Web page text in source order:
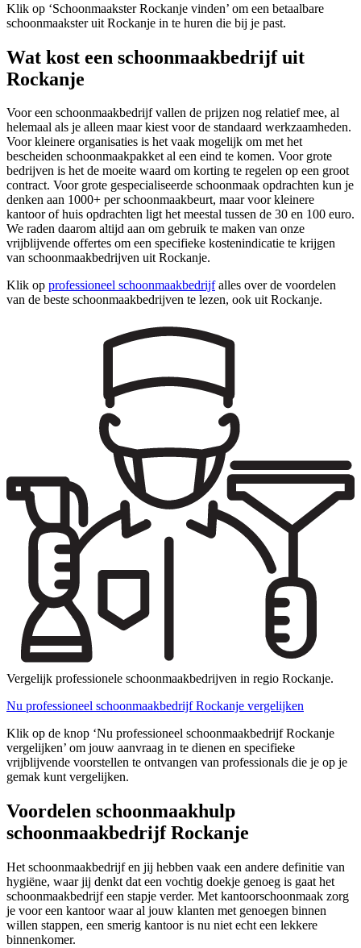
Klik op ‘Schoonmaakster Rockanje vinden’ om een betaalbare
schoonmaakster uit Rockanje in te huren die bij je past.
Wat kost een schoonmaakbedrijf uit
Rockanje
Voor een schoonmaakbedrijf vallen de prijzen nog relatief mee, al
helemaal als je alleen maar kiest voor de standaard werkzaamheden.
Voor kleinere organisaties is het vaak mogelijk om met het
bescheiden schoonmaakpakket al een eind te komen. Voor grote
bedrijven is het de moeite waard om korting te regelen op een groot
contract. Voor grote gespecialiseerde schoonmaak opdrachten kun je
denken aan 1000+ per schoonmaakbeurt, maar voor kleinere
kantoor of huis opdrachten ligt het meestal tussen de 30 en 100 euro.
We raden daarom altijd aan om gebruik te maken van onze
vrijblijvende offertes om een specifieke kostenindicatie te krijgen
van schoonmaakbedrijven uit Rockanje.
Klik op professioneel schoonmaakbedrijfalles over de voordelen
van de beste schoonmaakbedrijven te lezen, ook uit Rockanje.
Vergelijk professionele schoonmaakbedrijven in regio Rockanje.
Nu professioneel schoonmaakbedrijf Rockanje vergelijken
Klik op de knop ‘Nu professioneel schoonmaakbedrijf Rockanje
vergelijken’ om jouw aanvraag in te dienen en specifieke
vrijblijvende voorstellen te ontvangen van professionals die je op je
gemak kunt vergelijken.
Voordelen schoonmaakhulp
schoonmaakbedrijf Rockanje
Het schoonmaakbedrijf en jij hebben vaak een andere definitie van
hygiëne, waar jij denkt dat een vochtig doekje genoeg is gaat het
schoonmaakbedrijf een stapje verder. Met kantoorschoonmaak zorg
je voor een kantoor waar al jouw klanten met genoegen binnen
willen stappen, een smerig kantoor is nu niet echt een lekkere
binnenkomer.